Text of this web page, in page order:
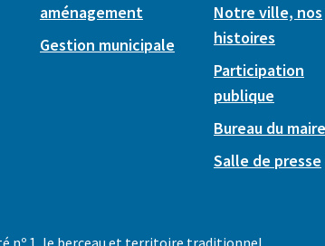
aménagement
Gestion municipale
Notre ville, nos
histoires
Participation
publique
Bureau du maire
Salle de presse
nº 1, le berceau et territoire traditionnel